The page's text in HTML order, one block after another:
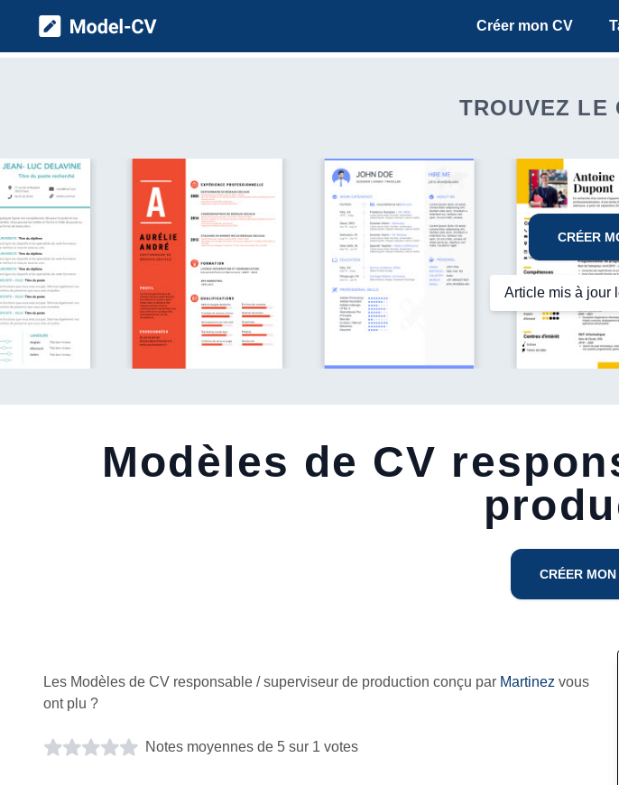
Model CV Créer mon CV
TROUVEZ LE
CRÉER
Article mis à jour
Modèles de CV
CRÉER MON
Les Modèles de CV responsable / superviseur de production conçu par Martinez vous
ont plu ?
Notes moyennes de 5 sur 1 votes